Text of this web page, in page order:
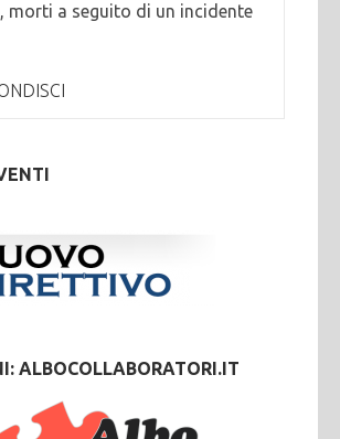
morti a seguito di un incidente
ALBOCOLLABORATORI.IT